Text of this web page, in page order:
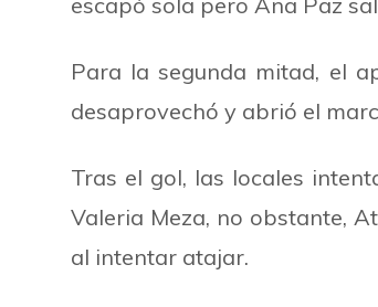
Para la segunda mitad, el
desaprovechó y abrió el
Tras el gol, las locales
Valeria Meza, no obstante,
al intentar atajar.